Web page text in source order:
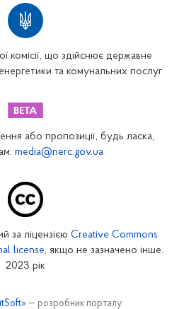
комісії, що здійснює державне
та комунальних послуг
або пропозиції, будь ласка,
media@nerc.gov.ua
за ліцензією Creative Commons
license, якщо не зазначено інше.
2023 рік
— розробник порталу